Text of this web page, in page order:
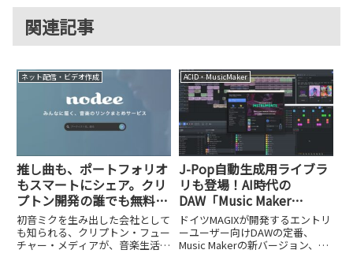
関連記事
ネット配信・ビデオ作成
推し曲も、ポートフォリオ
もスマートにシェア。クリ
プトン開発の誰でも無料で
使える音楽リンクまとめサ
ービス「nodee」
初音ミクを生み出した会社として
も知られる、クリプトン・フュー
チャー・メディアが、音楽生活を
ACID・MusicMaker
J-Pop自動生成用ライブラ
リも登場！AI時代の
DAW「Music Maker
2026」が4,980円
ドイツMAGIXが開発するエントリ
ーユーザー向けDAWの定番、
Music Makerの新バージョン、